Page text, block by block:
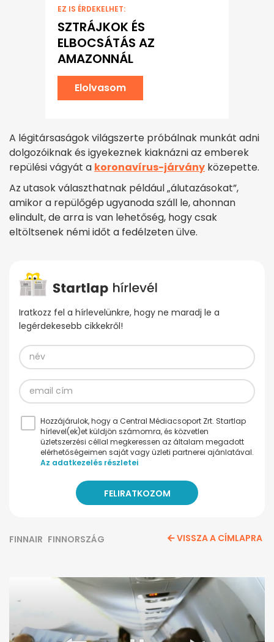
EZ IS ÉRDEKELHET:
SZTRÁJKOK ÉS
ELBOCSÁTÁS AZ
AMAZONNÁL
Elolvasom
A légitársaságok világszerte próbálnak munkát adni
dolgozóiknak és igyekeznek kiaknázni az emberek
repülési vágyát a koronavírus-járvány közepette.
Az utasok választhatnak például „álutazásokat”,
amikor a repülőgép ugyanoda száll le, ahonnan
elindult, de arra is van lehetőség, hogy csak
eltöltsenek némi időt a fedélzeten ülve.
Iratkozz fel a hírlevelünkre, hogy ne maradj le a
legérdekesebb cikkekről!
Hozzájárulok, hogy a Central Médiacsoport Zrt. Startlap
hírlevel(ek)et küldjön számomra, és közvetlen
üzletszerzési céllal megkeressen az általam megadott
elérhetőségeimen saját vagy üzleti partnerei ajánlatával.
Az adatkezelés részletei
FINNAIR FINNORSZÁG VISSZA A CÍMLAPRA